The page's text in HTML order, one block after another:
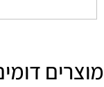
מוצרים